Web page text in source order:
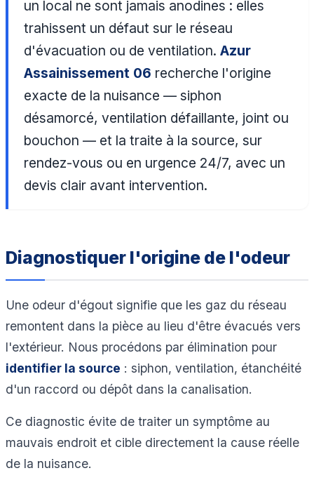
un local ne sont jamais anodines : elles
trahissent un défaut sur le réseau
d'évacuation ou de ventilation.Azur
Assainissement 06 recherche l'origine
exacte de la nuisance — siphon
désamorcé, ventilation défaillante, joint ou
bouchon — et la traite à la source, sur
rendez-vous ou en urgence 24/7, avec un
devis clair avant intervention.
Diagnostiquer l'origine de l'odeur
Une odeur d'égout signifie que les gaz du réseau
remontent dans la pièce au lieu d'être évacués vers
l'extérieur. Nous procédons par élimination pour
identifier la source : siphon, ventilation, étanchéité
d'un raccord ou dépôt dans la canalisation.
Ce diagnostic évite de traiter un symptôme au
mauvais endroit et cible directement la cause réelle
de la nuisance.